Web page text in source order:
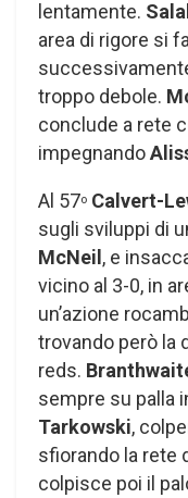
lentamente.
area di rigore si
troppo debole.
conclude a rete
impegnando
Al 57o Calvert-
sugli sviluppi di
McNeil, e
vicino al 3-0, in
un’azione
trovando però la
reds.
sempre su palla
Tarkowski,
sfiorando la rete
colpisce poi il